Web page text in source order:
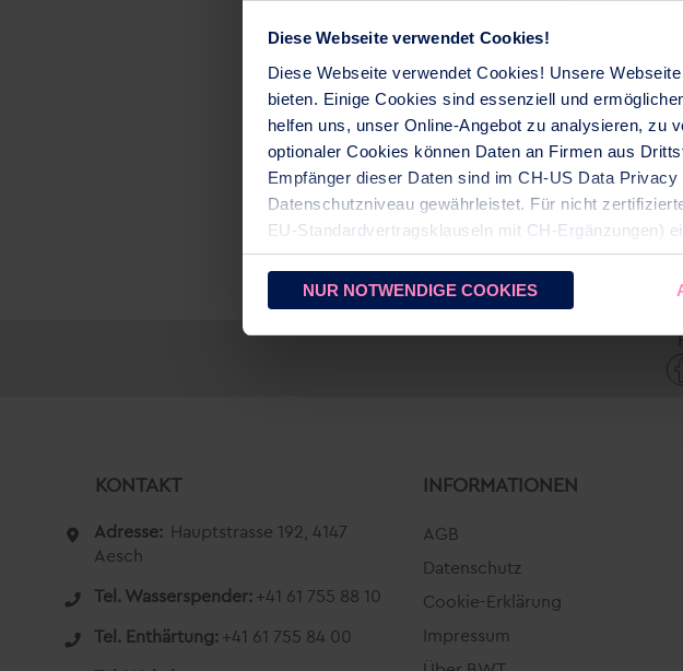
Diese Webseite verwendet Cookies!
Diese Webseite verwendet Cookies! Unsere
bieten. Einige Cookies sind essenziell und
helfen uns, unser Online-Angebot zu analysieren, zu
optionaler Cookies können Daten an Firmen aus
Empfänger dieser Daten sind im CH-US Data
Datenschutzniveau gewährleistet. Für nicht
EU‑Standardvertragsklauseln mit CH‑Ergänzungen)
Cookies zulassen. Ihre gewählte Einstellung können
NUR NOTWENDIGE COOKIES
Quick & Clean Antikalk-
Filtersystem (inkl. 1
Filterkartusche)
CHF 77.00
ANZEIGEN
KONTAKT
Adresse: Hauptstrasse 192, 4147
Aesch
Tel. Wasserspender: +41 61 755 88 10
Tel. Enthärtung: +41 61 755 84 00
INFORMATIONEN
AGB
Datenschutz
Cookie-Erklärung
Impressum